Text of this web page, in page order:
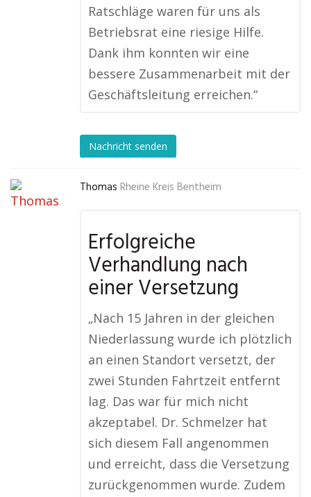
Ratschläge waren für uns als
Betriebsrat eine riesige Hilfe.
Dank ihm konnten wir eine
bessere Zusammenarbeit mit der
Geschäftsleitung erreichen.“
Nachricht senden
Thomas Rheine Kreis Bentheim
Erfolgreiche
Verhandlung nach
einer Versetzung
„Nach 15 Jahren in der gleichen
Niederlassung wurde ich plötzlich
an einen Standort versetzt, der
zwei Stunden Fahrtzeit entfernt
lag. Das war für mich nicht
akzeptabel. Dr. Schmelzer hat
sich diesem Fall angenommen
und erreicht, dass die Versetzung
zurückgenommen wurde. Zudem